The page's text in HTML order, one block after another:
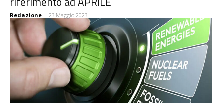
Redazione - 23 Maggio 2023